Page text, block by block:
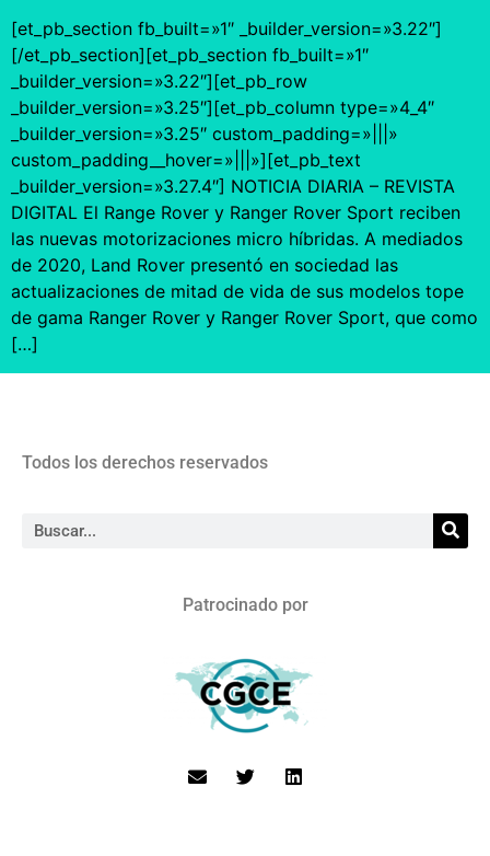
[et_pb_section fb_built=»1″ _builder_version=»3.22″]
[/et_pb_section][et_pb_section fb_built=»1″
_builder_version=»3.22″][et_pb_row
_builder_version=»3.25″][et_pb_column type=»4_4″
_builder_version=»3.25″ custom_padding=»|||»
custom_padding__hover=»|||»][et_pb_text
_builder_version=»3.27.4″] NOTICIA DIARIA – REVISTA
DIGITAL El Range Rover y Ranger Rover Sport reciben
las nuevas motorizaciones micro híbridas. A mediados
de 2020, Land Rover presentó en sociedad las
actualizaciones de mitad de vida de sus modelos tope
de gama Ranger Rover y Ranger Rover Sport, que como
[…]
Todos los derechos reservados
Patrocinado por